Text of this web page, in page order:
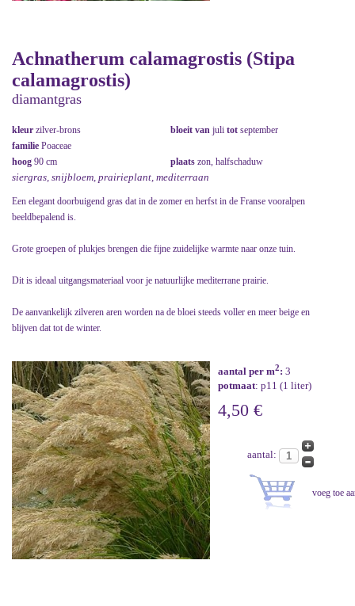
Achnatherum calamagrostis (Stipa
calamagrostis)
diamantgras
kleur zilver-brons bloeit van juli tot september
familie Poaceae
hoog 90 cm plaats zon, halfschaduw
siergras, snijbloem, prairieplant, mediterraan
Een elegant doorbuigend gras dat in de zomer en herfst in de Franse vooralpen
beeldbepalend is.
Grote groepen of plukjes brengen die fijne zuidelijke warmte naar onze tuin.
Dit is ideaal uitgangsmateriaal voor je natuurlijke mediterrane prairie.
De aanvankelijk zilveren aren worden na de bloei steeds voller en meer beige en
blijven dat tot de winter.
aantal per m2: 3
potmaat: p11 (1 liter)
4,50 €
aantal: